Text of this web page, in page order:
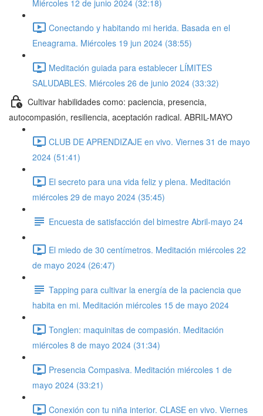
Miércoles 12 de junio 2024 (32:18)
Conectando y habitando mi herida. Basada en el
Eneagrama. Miércoles 19 jun 2024 (38:55)
Meditación guiada para establecer LÍMITES
SALUDABLES. Miércoles 26 de junio 2024 (33:32)
Cultivar habilidades como: paciencia, presencia,
autocompasión, resiliencia, aceptación radical. ABRIL-MAYO
CLUB DE APRENDIZAJE en vivo. Viernes 31 de mayo
2024 (51:41)
El secreto para una vida feliz y plena. Meditación
miércoles 29 de mayo 2024 (35:45)
Encuesta de satisfacción del bimestre Abril-mayo 24
El miedo de 30 centímetros. Meditación miércoles 22
de mayo 2024 (26:47)
Tapping para cultivar la energía de la paciencia que
habita en mi. Meditación miércoles 15 de mayo 2024
Tonglen: maquinitas de compasión. Meditación
miércoles 8 de mayo 2024 (31:34)
Presencia Compasiva. Meditación miércoles 1 de
mayo 2024 (33:21)
Conexión con tu niña interior. CLASE en vivo. Viernes